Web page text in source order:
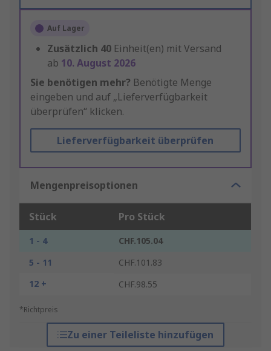
Auf Lager
Zusätzlich 40 Einheit(en) mit Versand
ab 10. August 2026
Sie benötigen mehr? Benötigte Menge
eingeben und auf „Lieferverfügbarkeit
überprüfen“ klicken.
Lieferverfügbarkeit überprüfen
Mengenpreisoptionen
Stück Pro Stück
1 - 4
CHF.105.04
5 - 11
CHF.101.83
12 +
CHF.98.55
*Richtpreis
Zu einer Teileliste hinzufügen